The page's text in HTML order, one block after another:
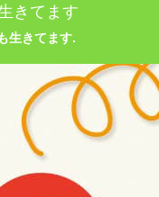
きてます
生きてます.